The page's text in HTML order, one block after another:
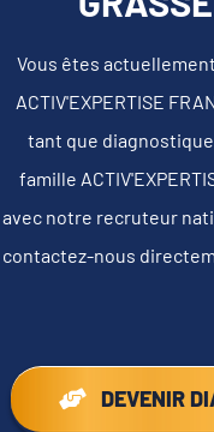
Vous êtes
ACTIV'EXPERTISE
tant que
famille
avec notre recruteur
contactez-nous
DEVENIR